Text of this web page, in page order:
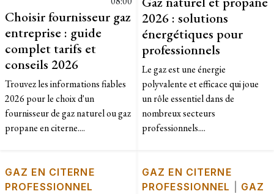
Choisir fournisseur gaz
entreprise : guide
complet tarifs et
conseils 2026
Trouvez les informations fiables
2026 pour le choix d'un
fournisseur de gaz naturel ou gaz
propane en citerne....
2026 : solutions
énergétiques pour
professionnels
Le gaz est une énergie
polyvalente et efficace qui joue
un rôle essentiel dans de
nombreux secteurs
professionnels....
GAZ EN CITERNE
PROFESSIONNEL
GAZ EN CITERNE
PROFESSIONNEL
GAZ